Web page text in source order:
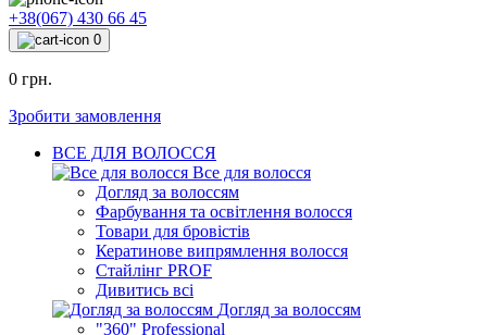
+38(067) 430 66 45
0
0 грн.
Зробити замовлення
ВСЕ ДЛЯ ВОЛОССЯ
Все для волосся
Догляд за волоссям
Фарбування та освітлення волосся
Товари для бровістів
Кератинове випрямлення волосся
Стайлінг PROF
Дивитись всі
Догляд за волоссям
"360" Professional